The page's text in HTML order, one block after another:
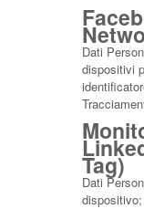
Dati
dispositivi
Tag)
Dati